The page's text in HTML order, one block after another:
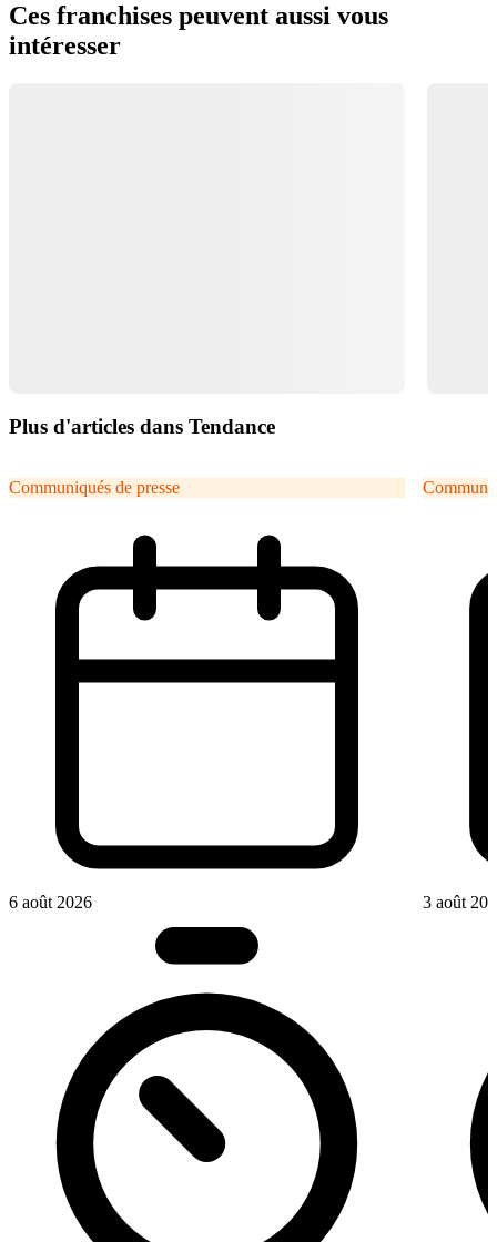
Ces franchises peuvent aussi vous
intéresser
Plus d'articles dans Tendance
Communiqués de presse
6 août 2026 3 août